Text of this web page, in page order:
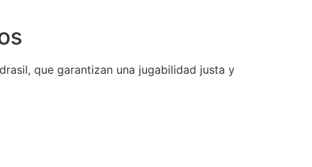
que garantizan una jugabilidad justa y